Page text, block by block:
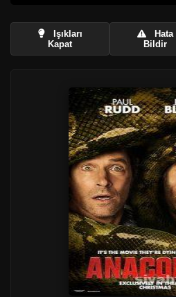
Işıkları
Kapat
Hata
Bildir